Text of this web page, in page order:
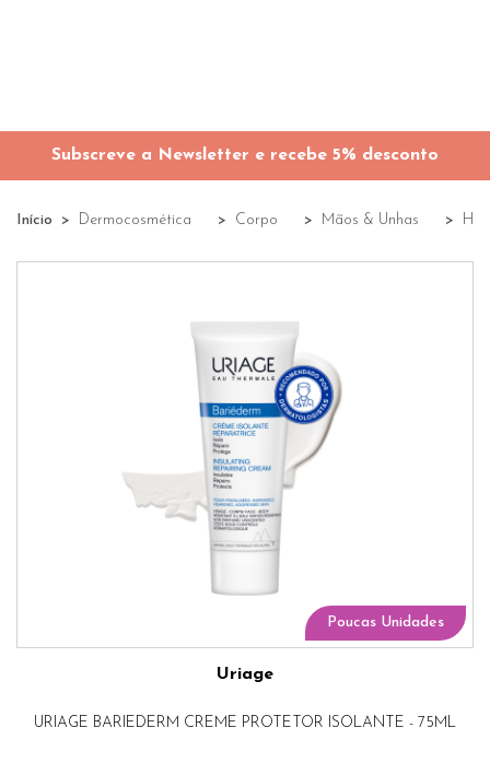
Subscreve a Newsletter e recebe 5% desconto
Início Dermocosmética Corpo Mãos & Unhas
Poucas Unidades
Uriage
URIAGE BARIEDERM CREME PROTETOR ISOLANTE - 75ML